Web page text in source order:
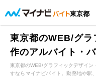
東京都
東京都のWEB/グラ
作のアルバイト・
東京都のWEB/グラフィックデザイ
すならマイナビバイト。勤務地や駅